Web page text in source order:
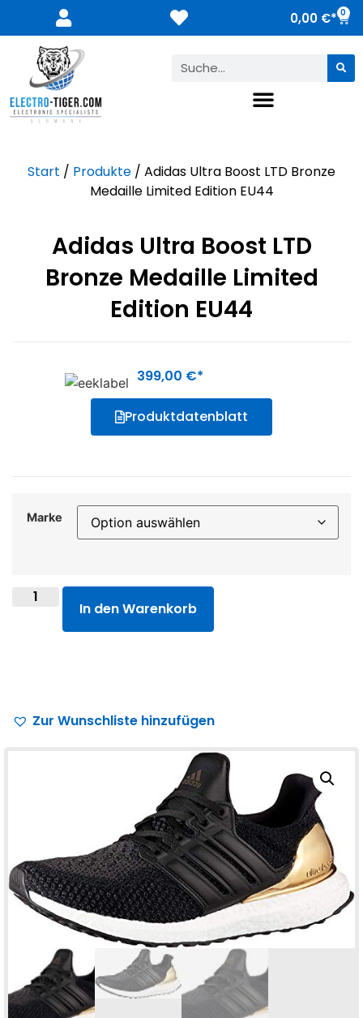
0,00 € 0
Start / Produkte / Adidas Ultra Boost LTD Bronze
Medaille Limited Edition EU44
Adidas Ultra Boost LTD
Bronze Medaille Limited
Edition EU44
399,00 €
Produktdatenblatt
Marke
In den Warenkorb
Zur Wunschliste hinzufügen